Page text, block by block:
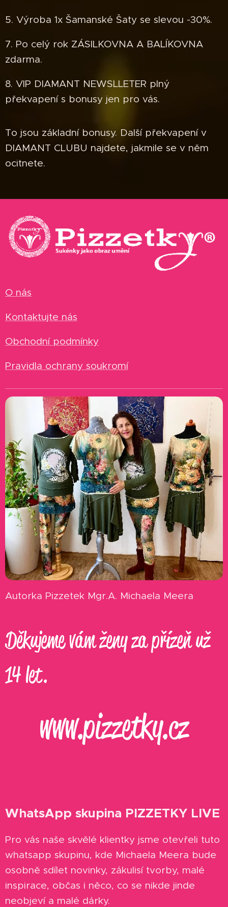
5. Výroba 1x Šamanské Šaty se slevou -30%.
7. Po celý rok ZÁSILKOVNA A BALÍKOVNA
zdarma.
8. VIP DIAMANT NEWSLLETER plný
překvapení s bonusy jen pro vás.
To jsou základní bonusy. Další překvapení v
DIAMANT CLUBU najdete, jakmile se v něm
ocitnete.
O nás
Kontaktujte nás
Obchodní podmínky
Pravidla ochrany soukromí
Autorka Pizzetek Mgr.A. Michaela Meera
Děkujeme vám ženy za přízeň už
14 let.
www.pizzetky.cz
WhatsApp skupina PIZZETKY LIVE
Pro vás naše skvělé klientky jsme otevřeli tuto
whatsapp skupinu, kde Michaela Meera bude
osobně sdílet novinky, zákulisí tvorby, malé
inspirace, občas i něco, co se nikde jinde
neobjeví a malé dárky.